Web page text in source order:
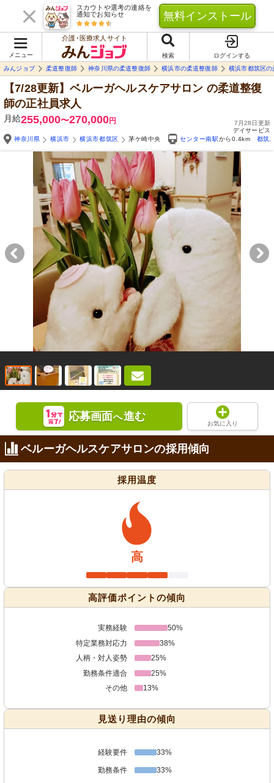
スカウトや選考の連絡を
通知でお知らせ
無料インストール
メニュー
介護･医療求人サイト
検索
ログインする
みんジョブ
柔道整復師 神奈川県の柔道整復師 横浜市の柔道整復師 横浜市都筑区の
【7/28更新】ベルーガヘルスケアサロン の柔道整復
師の正社員求人
月給255,000〜270,000円
7月28日更新
デイサービス
神奈川県
横浜市 横浜市都筑区 茅ケ崎中央 センター南駅から0.4km 都筑
応募画面へ進む
お気に入り
ベルーガヘルスケアサロンの採用傾向
採用温度
高
高評価ポイントの傾向
実務経験
50%
特定業務対応力
38%
人柄・対人姿勢
25%
勤務条件適合
25%
その他
13%
見送り理由の傾向
経験要件 33%
勤務条件 33%